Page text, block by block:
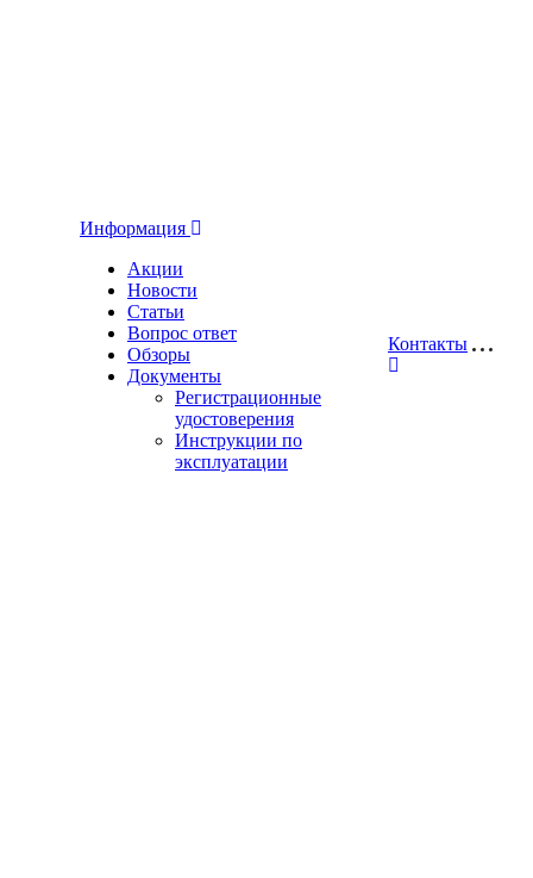
Информация
Акции
Новости
Статьи
Вопрос ответ
Обзоры
Документы
Регистрационные
удостоверения
Инструкции по
эксплуатации
Контакты